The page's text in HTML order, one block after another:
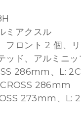
ミアクスル
フロント 2 個、
ッド、アルミニッ
286mm、L:
286mm
273mm、L: